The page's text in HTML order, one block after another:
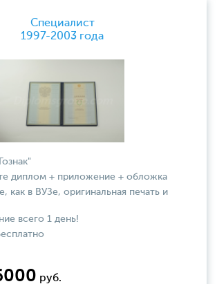
Специалист
1997-2003 года
диплом + приложение + обложка
как в ВУЗе, оригинальная печать и
всего 1 день!
руб.